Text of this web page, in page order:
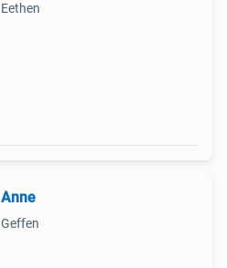
Eethen
Anne
Geffen